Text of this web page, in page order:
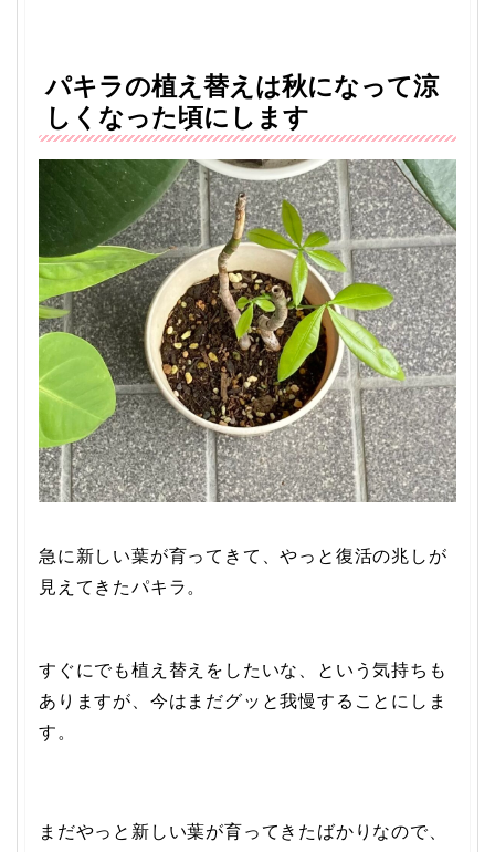
パキラの植え替えは秋になって涼
しくなった頃にします
急に新しい葉が育ってきて、やっと復活の兆しが
見えてきたパキラ。
すぐにでも植え替えをしたいな、という気持ちも
ありますが、今はまだグッと我慢することにしま
す。
まだやっと新しい葉が育ってきたばかりなので、